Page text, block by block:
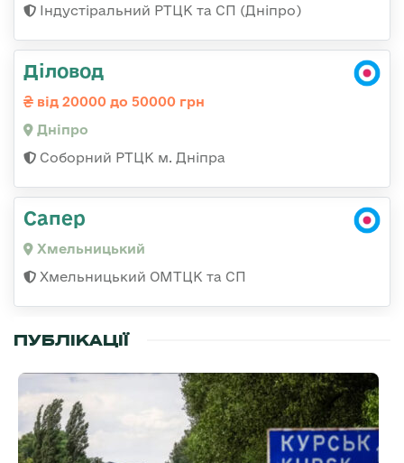
Індустіральний РТЦК та СП (Дніпро)
Діловод
від 20000 до 50000 грн
Дніпро
Соборний РТЦК м. Дніпра
Сапер
Хмельницький
Хмельницький ОМТЦК та СП
ПУБЛІКАЦІЇ